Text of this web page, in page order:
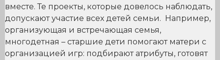
вместе. Те проекты, которые довелось наблюдать,
допускают участие всех детей семьи. Например,
организующая и встречающая семья,
многодетная – старшие дети помогают матери с
организацией игр: подбирают атрибуты, готовят